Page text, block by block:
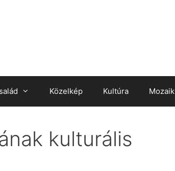
Közelkép Kultúra Mozaik
kulturális